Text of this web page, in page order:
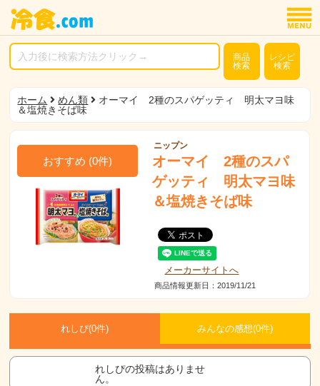
商品
検索
レシピ
検索
ホーム めん類
オーマイ 2種のスパゲッティ 明太マヨ味
＆塩焼きそば味
おすすめ (0件)
ニップン
オーマイ 2種のスパ
ゲッティ 明太マヨ味
＆塩焼きそば味
メーカーサイトへ
商品情報更新日：2019/11/21
れしぴ(0件) みんなの感想(0件)
れしぴの投稿はありませ
ん。